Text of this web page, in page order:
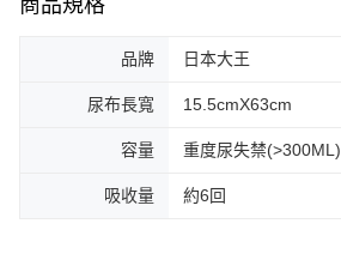
商品規格
品牌 日本大王
尿布長寬 15.5cmX63cm
容量 重度尿失禁(>300ML)
吸收量 約6回